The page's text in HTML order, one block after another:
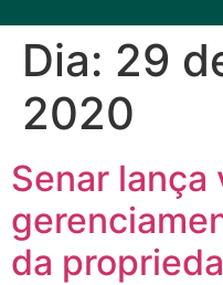
Dia: 29
2020
Senar lança
da